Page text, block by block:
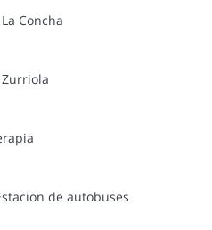
Concha
Zurriola
de autobuses